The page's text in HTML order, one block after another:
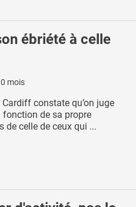
ébriété à celle
mois
constate qu’on juge
fonction de sa propre
de celle de ceux qui ...